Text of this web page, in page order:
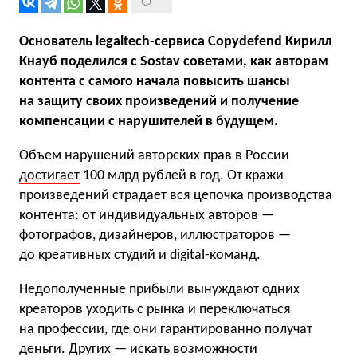
Основатель legaltech-сервиса Copydefend Кирилл
Кнауб поделился с Sostav советами, как авторам
контента с самого начала повысить шансы
на защиту своих произведений и получение
компенсации с нарушителей в будущем.
Объем нарушений авторских прав в России
достигает 100 млрд рублей в год. От кражи
произведений страдает вся цепочка производства
контента: от индивидуальных авторов —
фотографов, дизайнеров, иллюстраторов —
до креативных студий и digital-команд.
Недополученные прибыли вынуждают одних
креаторов уходить с рынка и переключаться
на профессии, где они гарантированно получат
деньги. Других — искать возможности